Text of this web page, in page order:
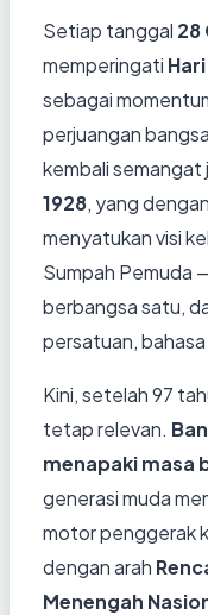
Setiap tanggal 28
memperingati
sebagai
perjuangan
kembali semangat
1928, yang
menyatukan visi
Sumpah Pemuda
berbangsa satu,
persatuan,
Kini, setelah 97
tetap relevan.
menapaki masa
generasi muda
motor penggerak
dengan arah
Menengah